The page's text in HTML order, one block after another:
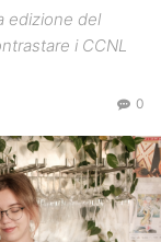
edizione del
i CCNL
0